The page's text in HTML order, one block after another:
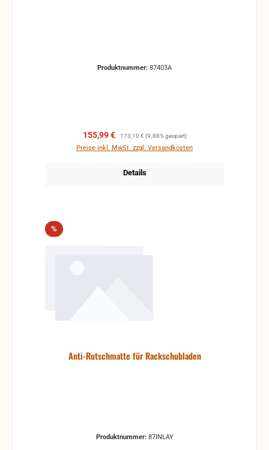
Produktnummer: 87403A
Verkaufspreis:
155,99 € Regulärer Preis:
173,10 € (9.88% gespart)
Preise inkl. MwSt. zzgl. Versandkosten
Details
%Rabatt
Anti-Rutschmatte für Rackschubladen
Produktnummer: 87INLAY